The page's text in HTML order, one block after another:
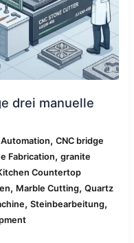
drei manuelle
,CNC bridge
Fabrication,granite
Countertop
, Marble Cutting,Quartz
,Steinbearbeitung,